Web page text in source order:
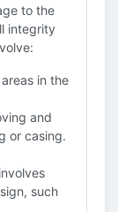
to the
integrity
in the
and
or casing.
such